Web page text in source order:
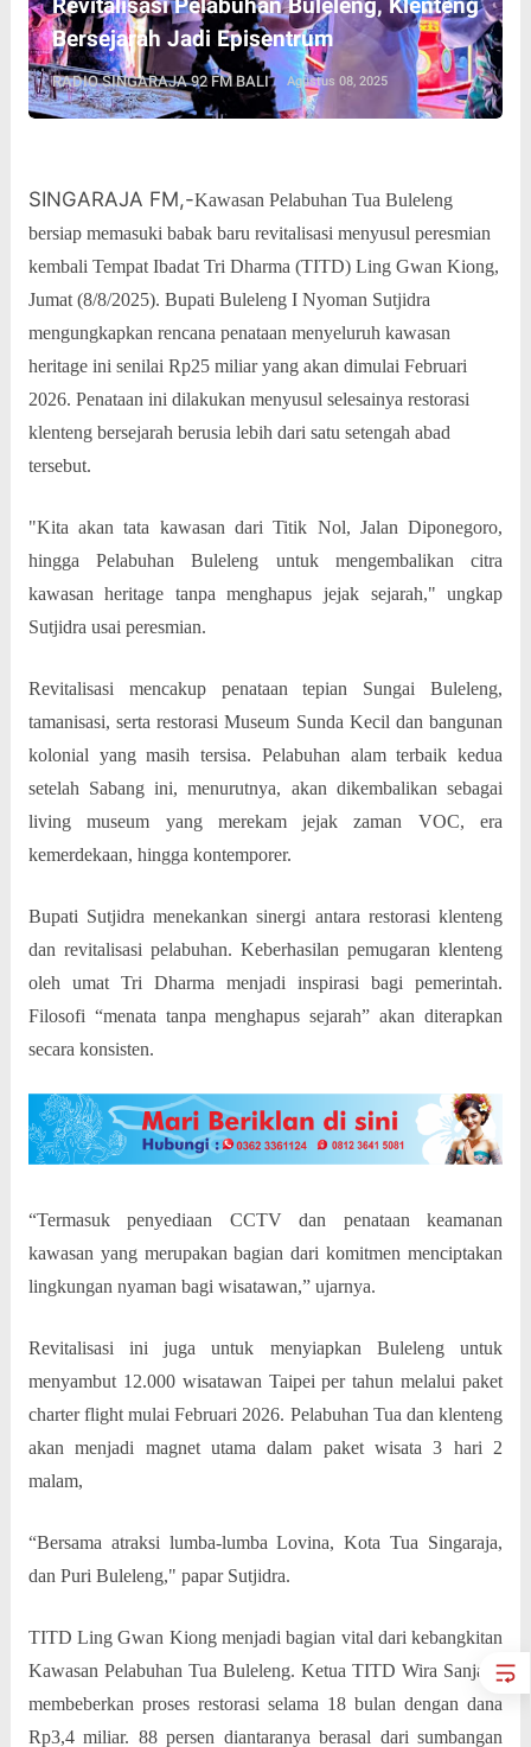
Bersejarah Jadi Episentrum
RADIO SINGARAJA 92 FM BALI Agustus 08, 2025
SINGARAJA FM,-Kawasan Pelabuhan Tua Buleleng
bersiap memasuki babak baru revitalisasi menyusul peresmian
kembali Tempat Ibadat Tri Dharma (TITD) Ling Gwan Kiong,
Jumat (8/8/2025). Bupati Buleleng I Nyoman Sutjidra
mengungkapkan rencana penataan menyeluruh kawasan
heritage ini senilai Rp25 miliar yang akan dimulai Februari
2026. Penataan ini dilakukan menyusul selesainya restorasi
klenteng bersejarah berusia lebih dari satu setengah abad
tersebut.
"Kita akan tata kawasan dari Titik Nol, Jalan Diponegoro,
hingga Pelabuhan Buleleng untuk mengembalikan citra
kawasan heritage tanpa menghapus jejak sejarah," ungkap
Sutjidra usai peresmian.
Revitalisasi mencakup penataan tepian Sungai Buleleng,
tamanisasi, serta restorasi Museum Sunda Kecil dan bangunan
kolonial yang masih tersisa. Pelabuhan alam terbaik kedua
setelah Sabang ini, menurutnya, akan dikembalikan sebagai
living museum yang merekam jejak zaman VOC, era
kemerdekaan, hingga kontemporer.
Bupati Sutjidra menekankan sinergi antara restorasi klenteng
dan revitalisasi pelabuhan. Keberhasilan pemugaran klenteng
oleh umat Tri Dharma menjadi inspirasi bagi pemerintah.
Filosofi “menata tanpa menghapus sejarah” akan diterapkan
secara konsisten.
“Termasuk penyediaan CCTV dan penataan keamanan
kawasan yang merupakan bagian dari komitmen menciptakan
lingkungan nyaman bagi wisatawan,” ujarnya.
Revitalisasi ini juga untuk menyiapkan Buleleng untuk
menyambut 12.000 wisatawan Taipei per tahun melalui paket
charter flight mulai Februari 2026. Pelabuhan Tua dan klenteng
akan menjadi magnet utama dalam paket wisata 3 hari 2
malam,
“Bersama atraksi lumba-lumba Lovina, Kota Tua Singaraja,
dan Puri Buleleng," papar Sutjidra.
TITD Ling Gwan Kiong menjadi bagian vital dari kebangkitan
Kawasan Pelabuhan Tua Buleleng. Ketua TITD Wira Sanjaya
membeberkan proses restorasi selama 18 bulan dengan dana
Rp3,4 miliar. 88 persen diantaranya berasal dari sumbangan